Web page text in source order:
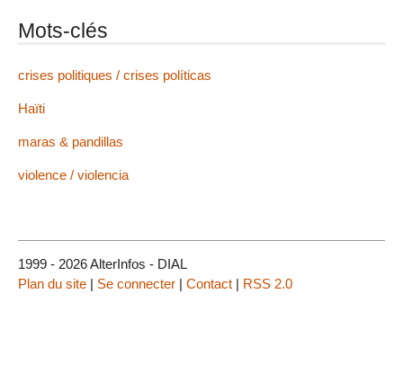
Mots-clés
crises politiques / crises políticas
Haïti
maras & pandillas
violence / violencia
1999 - 2026 AlterInfos - DIAL
Plan du site | Se connecter | Contact | RSS 2.0